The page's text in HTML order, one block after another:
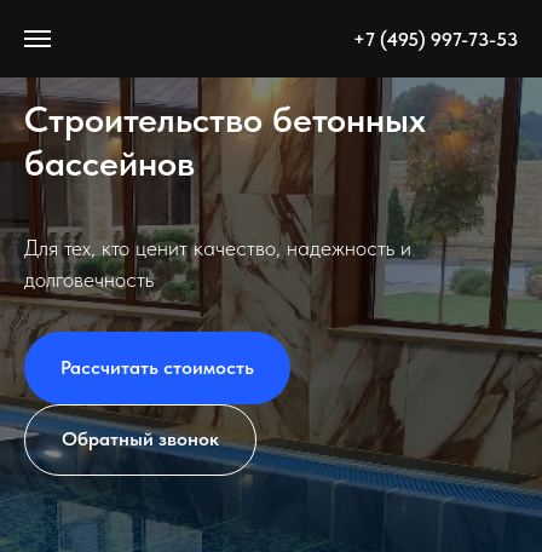
+7 (495) 997-73-53
Строительство бетонных
бассейнов
Для тех, кто ценит качество, надежность и
долговечность
Рассчитать стоимость
Обратный звонок